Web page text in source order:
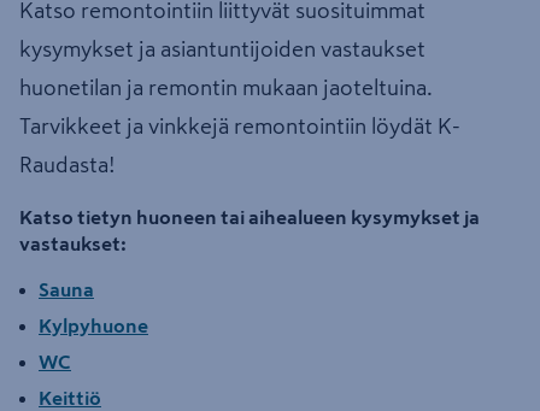
Katso remontointiin liittyvät suosituimmat
kysymykset ja asiantuntijoiden vastaukset
huonetilan ja remontin mukaan jaoteltuina.
Tarvikkeet ja vinkkejä remontointiin löydät K-
Raudasta!
Katso tietyn huoneen tai aihealueen kysymykset ja
vastaukset:
Sauna
Kylpyhuone
WC
Keittiö